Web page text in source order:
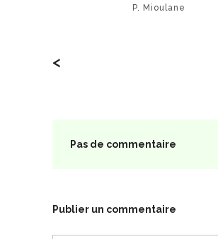
P. Mioulane
<
Pas de commentaire
Publier un commentaire